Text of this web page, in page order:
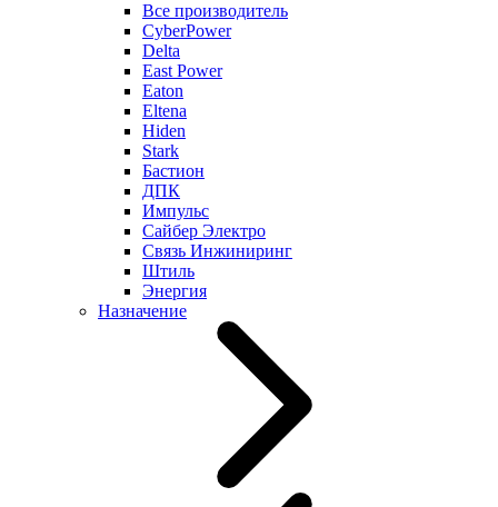
Все производитель
CyberPower
Delta
East Power
Eaton
Eltena
Hiden
Stark
Бастион
ДПК
Импульс
Сайбер Электро
Связь Инжиниринг
Штиль
Энергия
Назначение